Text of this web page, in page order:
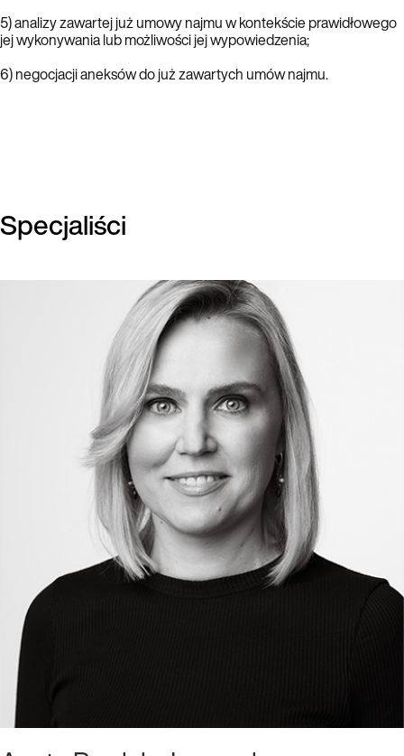
5) analizy zawartej już umowy najmu w kontekście prawidłowego
jej wykonywania lub możliwości jej wypowiedzenia;
6) negocjacji aneksów do już zawartych umów najmu.
Specjaliści